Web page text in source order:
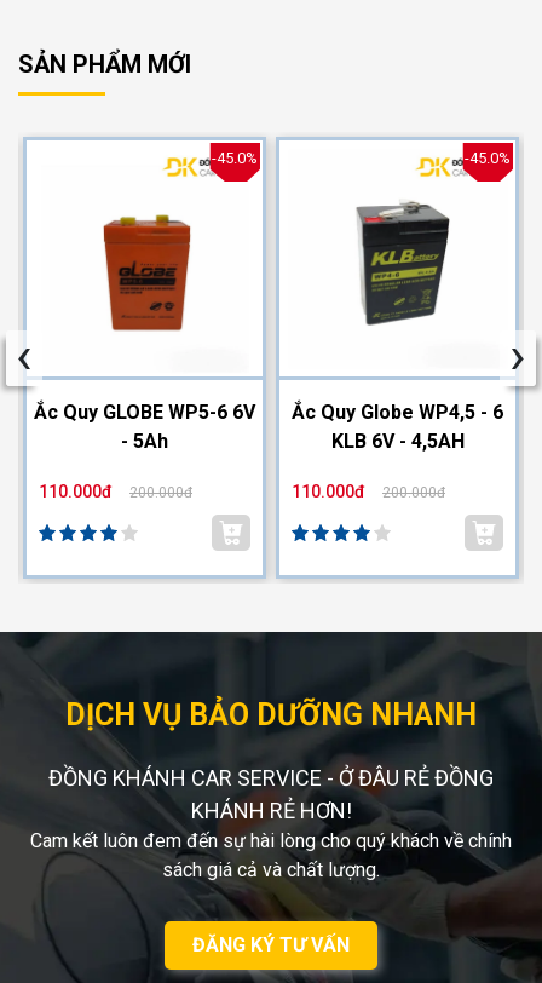
SẢN PHẨM MỚI
-45.0%
Ắc Quy GLOBE WP5-6 6V
- 5Ah
110.000đ 200.000đ
-45.0%
Ắc Quy Globe WP4,5 - 6
KLB 6V - 4,5AH
110.000đ 200.000đ
‹ ›
DỊCH VỤ BẢO DƯỠNG NHANH
ĐỒNG KHÁNH CAR SERVICE - Ở ĐÂU RẺ ĐỒNG
KHÁNH RẺ HƠN!
Cam kết luôn đem đến sự hài lòng cho quý khách về chính
sách giá cả và chất lượng.
ĐĂNG KÝ TƯ VẤN